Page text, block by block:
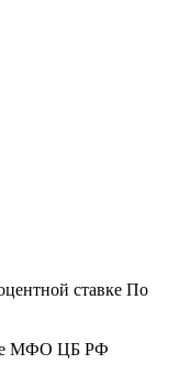
ставке По
МФО ЦБ РФ